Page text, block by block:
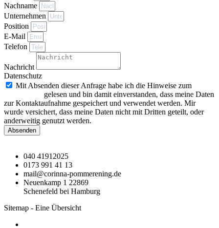
Nachname
Unternehmen
Position
E-Mail
Telefon
Nachricht
Datenschutz
Mit Absenden dieser Anfrage habe ich die Hinweise zum
gelesen und bin damit einverstanden, dass meine Daten
zur Kontaktaufnahme gespeichert und verwendet werden. Mir
wurde versichert, dass meine Daten nicht mit Dritten geteilt, oder
anderweitig genutzt werden.
Absenden
040 41912025
0173 991 41 13
mail@corinna-pommerening.de
Neuenkamp 1 22869
Schenefeld bei Hamburg
Sitemap - Eine Übersicht